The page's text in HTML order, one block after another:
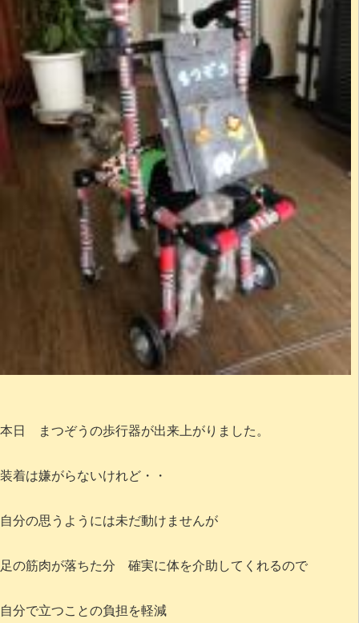
本日 まつぞうの歩行器が出来上がりました。
装着は嫌がらないけれど・・
自分の思うようには未だ動けませんが
足の筋肉が落ちた分 確実に体を介助してくれるので
自分で立つことの負担を軽減